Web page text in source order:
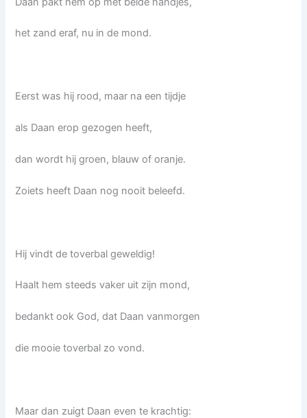
het zand eraf, nu in de mond.
Eerst was hij rood, maar na een tijdje
als Daan erop gezogen heeft,
dan wordt hij groen, blauw of oranje.
Zoiets heeft Daan nog nooit beleefd.
Hij vindt de toverbal geweldig!
Haalt hem steeds vaker uit zijn mond,
bedankt ook God, dat Daan vanmorgen
die mooie toverbal zo vond.
Maar dan zuigt Daan even te krachtig: